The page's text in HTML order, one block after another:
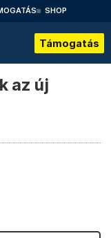
SHOP
Támogatás
az új